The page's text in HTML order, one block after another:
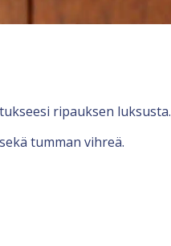
ripauksen luksusta.
tumman vihreä.